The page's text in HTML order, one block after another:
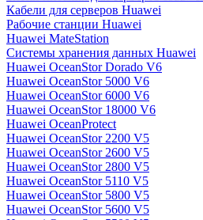
Кабели для серверов Huawei
Рабочие станции Huawei
Huawei MateStation
Системы хранения данных Huawei
Huawei OceanStor Dorado V6
Huawei OceanStor 5000 V6
Huawei OceanStor 6000 V6
Huawei OceanStor 18000 V6
Huawei OceanProtect
Huawei OceanStor 2200 V5
Huawei OceanStor 2600 V5
Huawei OceanStor 2800 V5
Huawei OceanStor 5110 V5
Huawei OceanStor 5800 V5
Huawei OceanStor 5600 V5